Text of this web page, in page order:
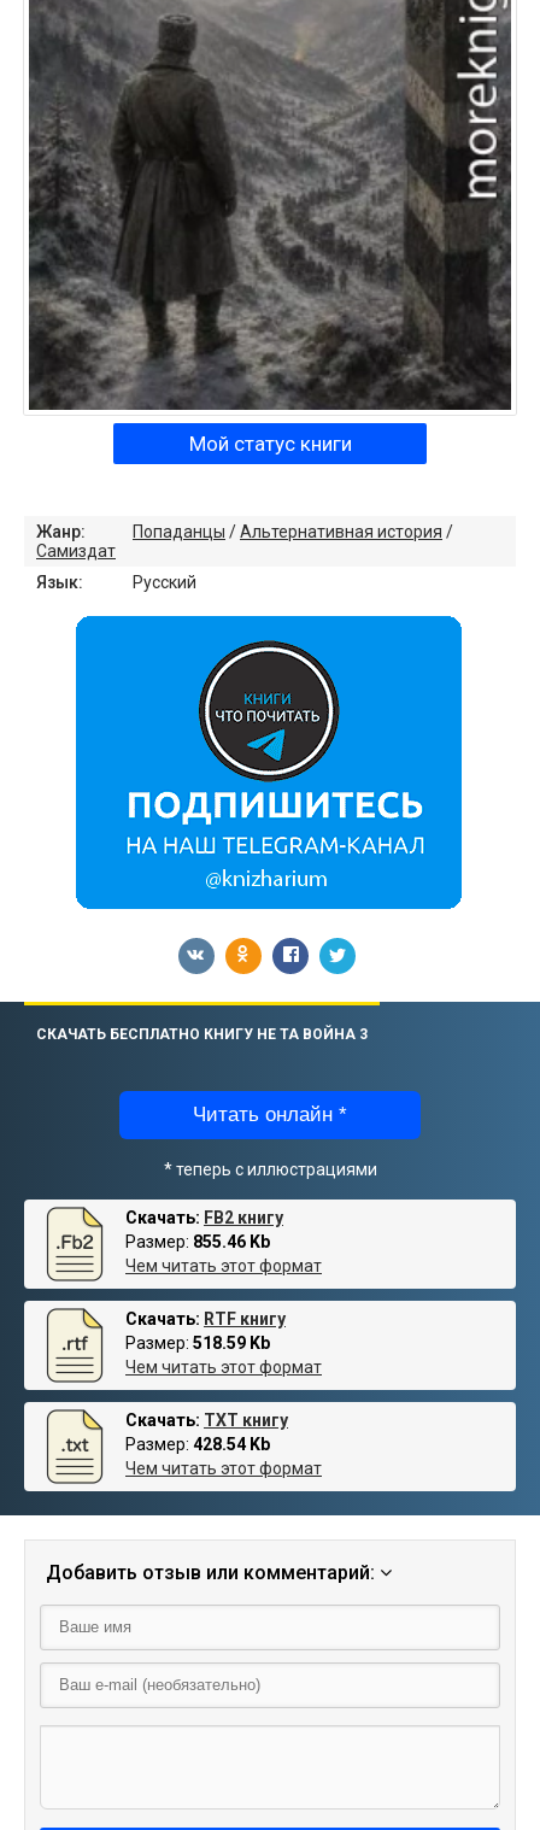
Мой статус книги
Жанр: Попаданцы /Альтернативная история /
Самиздат
Язык:
Русский
СКАЧАТЬ БЕСПЛАТНО КНИГУ НЕ ТА ВОЙНА 3
Читать онлайн *
* теперь с иллюстрациями
Скачать: FB2 книгу
Размер: 855.46 Kb
Чем читать этот формат
Скачать: RTF книгу
Размер: 518.59 Kb
Чем читать этот формат
Скачать: TXT книгу
Размер: 428.54 Kb
Чем читать этот формат
Добавить отзыв или комментарий: